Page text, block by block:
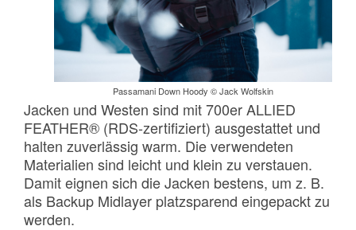
Passamani Down Hoody © Jack Wolfskin
Jacken und Westen sind mit 700er ALLIED
FEATHER® (RDS-zertifiziert) ausgestattet und
halten zuverlässig warm. Die verwendeten
Materialien sind leicht und klein zu verstauen.
Damit eignen sich die Jacken bestens, um z. B.
als Backup Midlayer platzsparend eingepackt zu
werden.